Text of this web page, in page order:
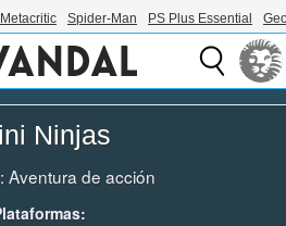
Metacritic Spider-Man PS Plus Essential
Ninjas
Aventura de acción